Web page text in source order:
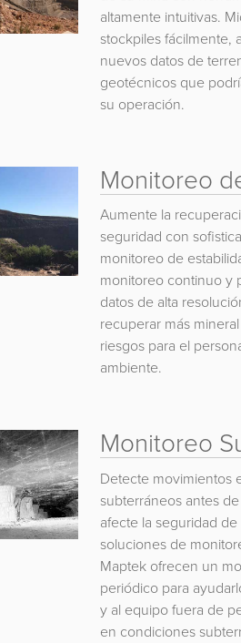
altamente intuitivas.
stockpiles fácilmente,
nuevos datos de
geotécnicos que
su operación.
Monitoreo
Aumente la
seguridad con
monitoreo de
monitoreo continuo y
datos de alta
recuperar más
riesgos para el
ambiente.
Monitoreo
Detecte movimientos
subterráneos antes
afecte la seguridad
soluciones de
Maptek ofrecen un
periódico para
y al equipo fuera de
en condiciones